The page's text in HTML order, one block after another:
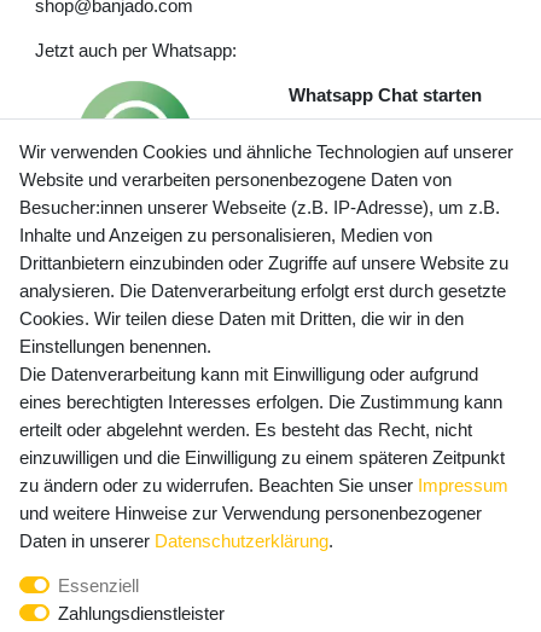
shop@banjado.com
Jetzt auch per Whatsapp:
Whatsapp Chat starten
Preisangaben inkl. gesetzl. MwSt. und zzgl. Service- und
Versandkosten
Newsletter Anmeldung - Keine Angebote
mehr verpassen!
E-MAIL **
Newsletter
Honig
Hiermit bestätige ich, dass ich dieDaten­schutz­erklärung
widerrufen.**
Wir verwenden Cookies und ähnliche Technologien auf unserer
Website und verarbeiten personenbezogene Daten von
Besucher:innen unserer Webseite (z.B. IP-Adresse), um z.B.
Inhalte und Anzeigen zu personalisieren, Medien von
Drittanbietern einzubinden oder Zugriffe auf unsere Website zu
analysieren. Die Datenverarbeitung erfolgt erst durch gesetzte
Cookies. Wir teilen diese Daten mit Dritten, die wir in den
Einstellungen benennen.
Die Datenverarbeitung kann mit Einwilligung oder aufgrund
eines berechtigten Interesses erfolgen. Die Zustimmung kann
erteilt oder abgelehnt werden. Es besteht das Recht, nicht
einzuwilligen und die Einwilligung zu einem späteren Zeitpunkt
zu ändern oder zu widerrufen. Beachten Sie unser Impressum
und weitere Hinweise zur Verwendung personenbezogener
Daten in unserer Daten­schutz­erklärung.
Essenziell
Zahlungsdienstleister